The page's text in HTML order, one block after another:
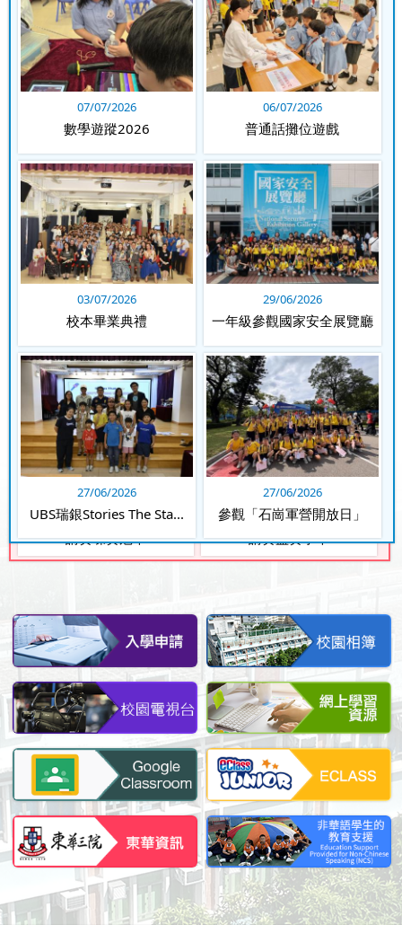
07/07/2026
數學遊蹤2026
06/07/2026
普通話攤位遊戲
03/07/2026
校本畢業典禮
29/06/2026
一年級參觀國家安全展覽廳
27/06/2026
UBS瑞銀Stories The Sta...
27/06/2026
參觀「石崗軍營開放日」
10/07/2026
「資訊素養」海報設計比賽
09/07/2026
賜豪躲避盤邀請賽2026
09/07/2026
機甲聯盟挑戰賽 - 灣仔及離
09/07/2026
2025學而思盃全港數學奧林
09/07/2026
25-26扶輪盃躲避盤小學邀
請賽碟賽冠軍
09/07/2026
25-26扶輪盃躲避盤小學邀
請賽盃賽季軍